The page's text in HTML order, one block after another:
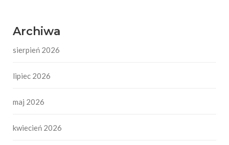
Archiwa
sierpień 2026
lipiec 2026
maj 2026
kwiecień 2026